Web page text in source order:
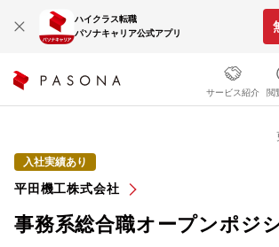
ハイクラス転職
パソナキャリア公式アプリ
サービス紹介 閲
入社実績あり
平田機工株式会社
事務系総合職オープンポジ